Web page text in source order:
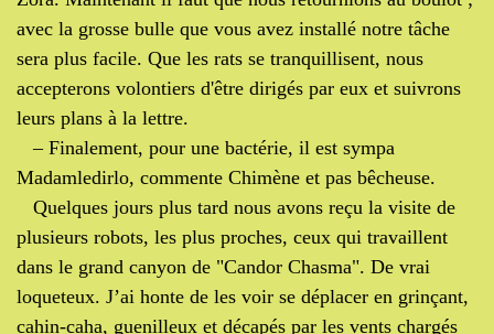
avec la grosse bulle que vous avez installé notre tâche
sera plus facile. Que les rats se tranquillisent, nous
accepterons volontiers d'être dirigés par eux et suivrons
leurs plans à la lettre.
– Finalement, pour une bactérie, il est sympa
Madamledirlo, commente Chimène et pas bêcheuse.
Quelques jours plus tard nous avons reçu la visite de
plusieurs robots, les plus proches, ceux qui travaillent
dans le grand canyon de "Candor Chasma". De vrai
loqueteux. J’ai honte de les voir se déplacer en grinçant,
cahin-caha, guenilleux et décapés par les vents chargés